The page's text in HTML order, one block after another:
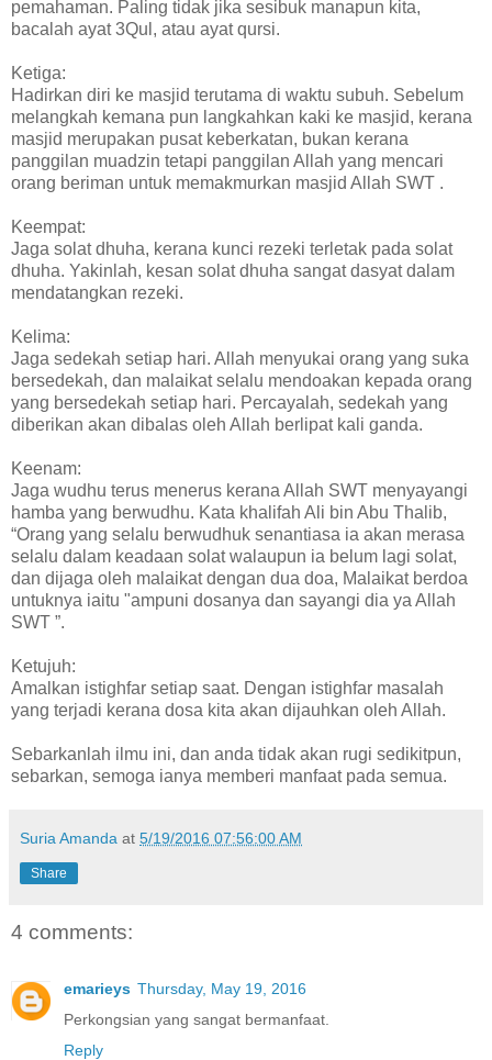
pemahaman. Paling tidak jika sesibuk manapun kita,
bacalah ayat 3Qul, atau ayat qursi.
Ketiga:
Hadirkan diri ke masjid terutama di waktu subuh. Sebelum
melangkah kemana pun langkahkan kaki ke masjid, kerana
masjid merupakan pusat keberkatan, bukan kerana
panggilan muadzin tetapi panggilan Allah yang mencari
orang beriman untuk memakmurkan masjid Allah SWT .
Keempat:
Jaga solat dhuha, kerana kunci rezeki terletak pada solat
dhuha. Yakinlah, kesan solat dhuha sangat dasyat dalam
mendatangkan rezeki.
Kelima:
Jaga sedekah setiap hari. Allah menyukai orang yang suka
bersedekah, dan malaikat selalu mendoakan kepada orang
yang bersedekah setiap hari. Percayalah, sedekah yang
diberikan akan dibalas oleh Allah berlipat kali ganda.
Keenam:
Jaga wudhu terus menerus kerana Allah SWT menyayangi
hamba yang berwudhu. Kata khalifah Ali bin Abu Thalib,
“Orang yang selalu berwudhuk senantiasa ia akan merasa
selalu dalam keadaan solat walaupun ia belum lagi solat,
dan dijaga oleh malaikat dengan dua doa, Malaikat berdoa
untuknya iaitu "ampuni dosanya dan sayangi dia ya Allah
SWT ”.
Ketujuh:
Amalkan istighfar setiap saat. Dengan istighfar masalah
yang terjadi kerana dosa kita akan dijauhkan oleh Allah.
Sebarkanlah ilmu ini, dan anda tidak akan rugi sedikitpun,
sebarkan, semoga ianya memberi manfaat pada semua.
Suria Amanda at 5/19/2016 07:56:00 AM
Share
4 comments:
emarieys Thursday, May 19, 2016
Perkongsian yang sangat bermanfaat.
Reply